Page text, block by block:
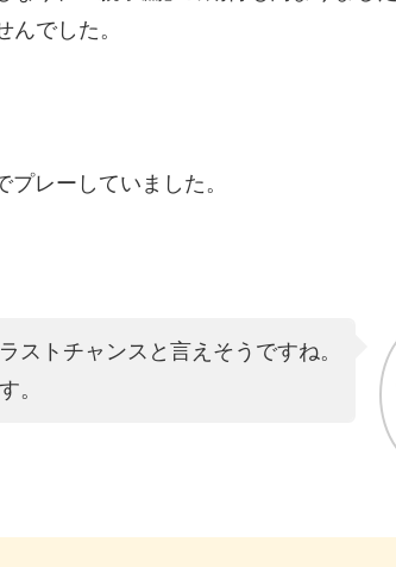
でした。
レーしていました。
ストチャンスと言えそうですね。
。